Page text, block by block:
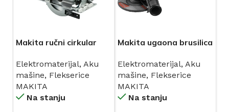
Makita ručni cirkular
Elektromaterijal, Aku
mašine, Flekserice
MAKITA
Na stanju
Makita ugaona brusilica
Elektromaterijal, Aku
mašine, Flekserice
MAKITA
Na stanju